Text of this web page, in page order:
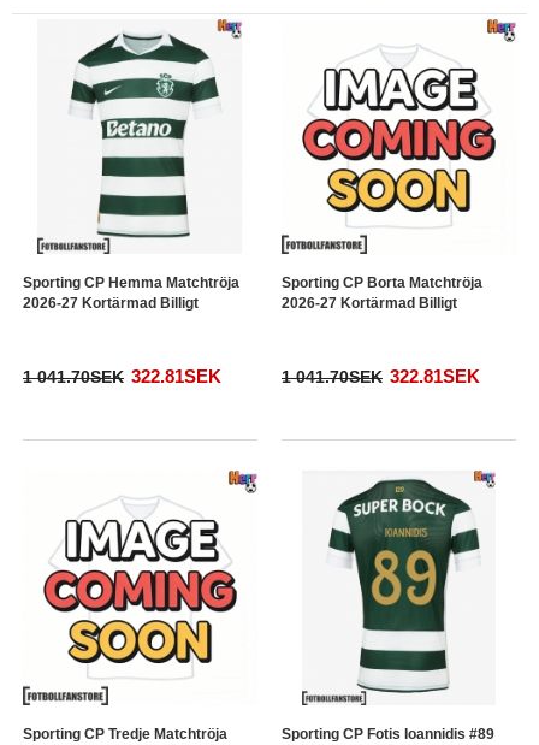
Sporting CP Hemma Matchtröja
2026-27 Kortärmad Billigt
1 041.70SEK 322.81SEK
Sporting CP Borta Matchtröja
2026-27 Kortärmad Billigt
1 041.70SEK 322.81SEK
Sporting CP Tredje Matchtröja
Sporting CP Fotis Ioannidis #89